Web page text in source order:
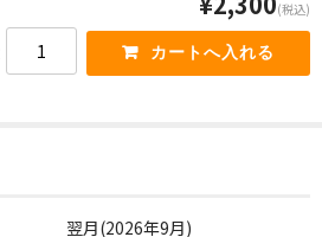
(税込)
翌月(2026年9月)